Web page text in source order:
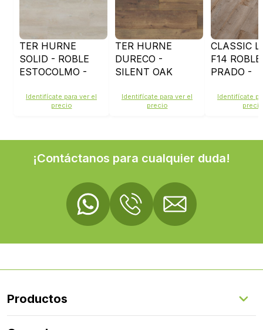
TER HURNE
SOLID - ROBLE
ESTOCOLMO -
Identifícate para ver el
precio
TER HURNE
DURECO -
SILENT OAK
Identifícate para ver el
precio
CLASSIC
F14
PRADO -
Identifícate
precio
¡Contáctanos para cualquier duda!
Productos